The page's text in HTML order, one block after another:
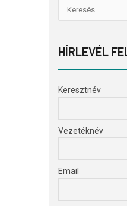
HÍRLEVÉL
Keresztnév
Vezetéknév
Email